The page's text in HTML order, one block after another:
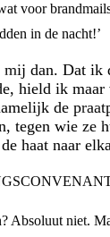
voor
in de nacht!’
mij dan. Dat ik
hield ik
de
tegen wie ze
haat naar
Absoluut niet.